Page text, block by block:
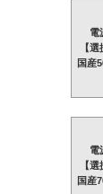
電
【選
国産
電
【選
国産